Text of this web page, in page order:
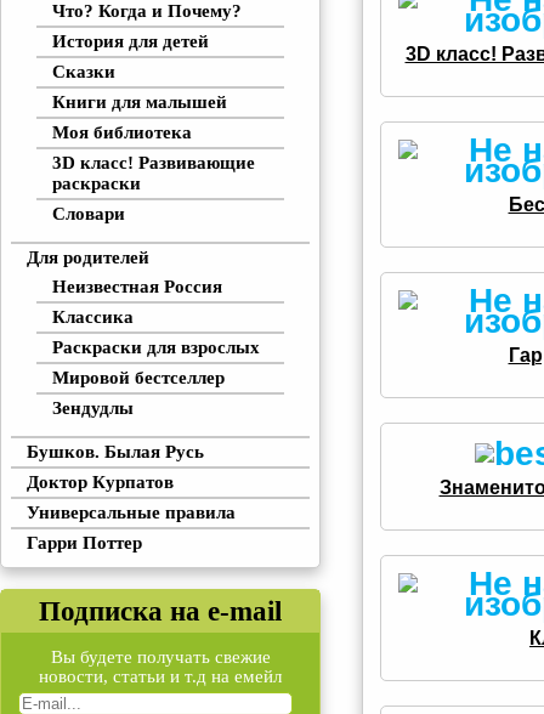
Что? Когда и Почему?
История для детей
Сказки
Книги для малышей
Моя библиотека
3D класс! Развивающие
раскраски
Словари
Для родителей
Неизвестная Россия
Классика
Раскраски для взрослых
Мировой бестселлер
Зендудлы
Бушков. Былая Русь
Доктор Курпатов
Универсальные правила
Гарри Поттер
Подписка на e-mail
Вы будете получать свежие
новости, статьи и т.д на емейл
3D класс!